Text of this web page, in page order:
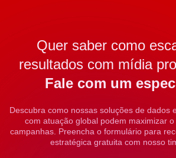
Quer saber como
resultados com mídia
Fale com um
Descubra como nossas soluções de dados
com atuação global podem maximizar
campanhas. Preencha o formulário para
estratégica gratuita com nosso